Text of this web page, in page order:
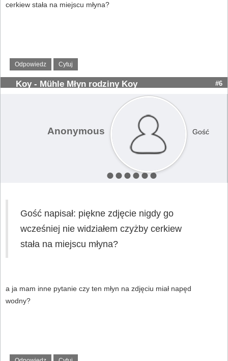
cerkiew stała na miejscu młyna?
Odpowiedz Cytuj
Koy - Mühle Młyn rodziny Koy #6
Anonymous Gość
Gość napisał: piękne zdjęcie nigdy go
wcześniej nie widziałem czyżby cerkiew
stała na miejscu młyna?
a ja mam inne pytanie czy ten młyn na zdjęciu miał napęd
wodny?